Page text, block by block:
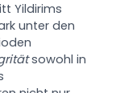
Yildirims
unter den
sowohl in